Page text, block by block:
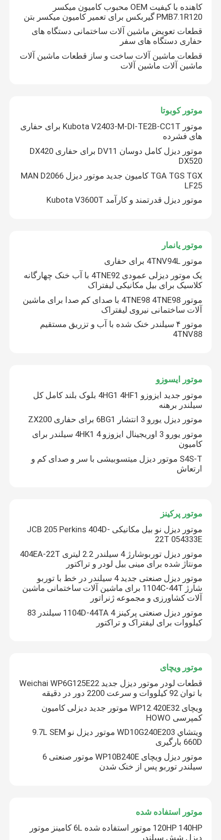
خانه
دربارهی ما
کارخانه تور
کنترل کیفیت
درخواست نقل قول
موتور DEUTZ
موتور ولوو
موتور کامینز
گیربکس مسافرتی
موتور کوبوتا
موتور یانمار
موتور ایسوزو
موتور ویچای
کاهنده با کیفیت OEM محبوب کامیون میکسر
PMB7.1R120 گیربکس برای تعمیر کامیون میکسر بتن
قطعات تعویض ماشین آلات ساختمانی دستگاه های
حفاری دستگاه های سفر
قطعات ماشین آلات ساخت و ساز قطعات ماشین آلات
ماشین آلات ماشین آلات
موتور کوبوتا
موتور Kubota V2403-M-DI-TE2B-CC1T برای حفاری
های فشرده
موتور دیزل کامل دوسان DV11 برای حفاری DX420
DX520
TGA TGS TGX کامیون جدید موتور دیزل MAN D2066
LF25
موتور دیزل قدرتمند و کارآمد Kubota V3600T
موتور یانمار
موتور 4TNV94L برای حفاری
یک موتور دیزلی عمودی 4TNE92 با آب خنک چهارگانه
کلاسیک برای بیل مکانیکی لیفتراک
موتور 4TNE98 4TNE98 با صدای کم صدا برای ماشین
آلات ساختمانی نیروی لیفتراک
موتور ۴ سیلندر خنک شده با آب و تزریق مستقیم
4TNV88
موتور ایسوزو
موتور جدید ایزوزو 4HG1 4HF1 بلوک بلند کامل کل
سیلندر برهنه
موتور دیزل یورو 3 انتشار 6BG1 برای حفاری ZX200
موتور یورو 3 اوریجینال ایزوزو 4HK1 4 سیلندر برای
کامیون
S4S-T موتور دیزل میتسوبیشی با سر و صدای کم و
ارتعاش
موتور پرکینز
موتور دیزل نو بیل مکانیکی JCB 205 Perkins 404D-
22T 054333E
موتور دیزل توربوشارژ 4 سیلندر 2.2 لیتری 404EA-22T
مونتاژ شده برای مینی بیل لودر و تراکتور
موتور دیزل صنعتی جدید 4 سیلندر در خط با توربو
شارژ 1104C-44T برای ماشین آلات ساختمانی ماشین
آلات کشاورزی و مجموعه ژنراتور
موتور دیزل صنعتی پرکینز 1104D-44TA 4 سیلندر 83
کیلووات برای لیفتراک و تراکتور
موتور ویچای
قطعات لودر موتور دیزل جدید Weichai WP6G125E22
با توان 92 کیلووات و سرعت 2200 دور در دقیقه
ویچای WP12.420E32 موتور جدید دیزلی کامیون
کمپرسی HOWO
ويتشاي WD10G240E203 موتور دیزل نو 9.7L SEM
660D بارگیری
موتور دیزل ویچای WP10B240E موتور صنعتی 6
سیلندر توربو پس از خنک شدن
موتور استفاده شده
120HP 140HP موتور استفاده شده 6L کامینز موتور
دیزل شش سیلندر